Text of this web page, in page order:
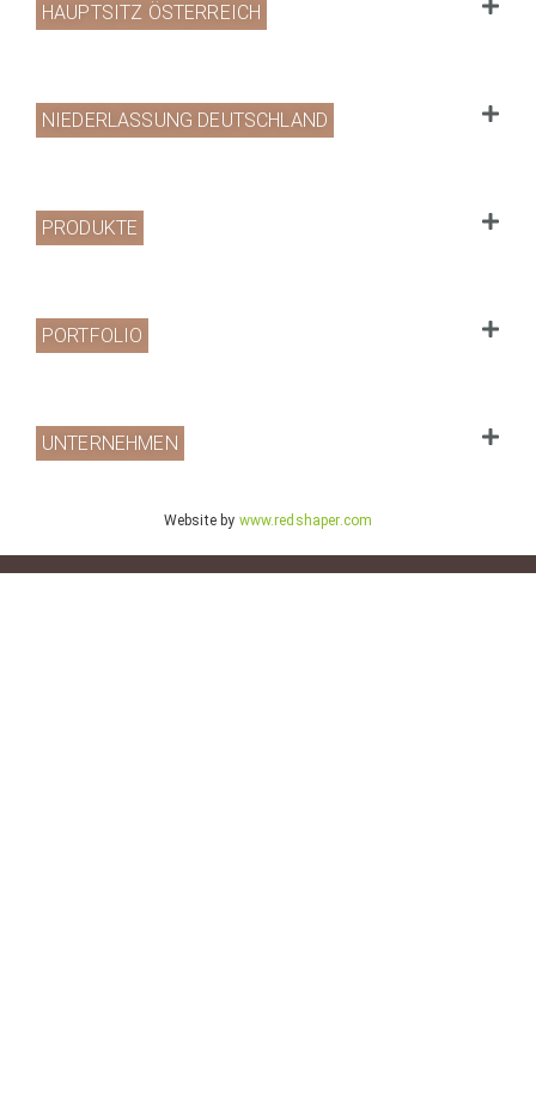
HAUPTSITZ ÖSTERREICH
NIEDERLASSUNG DEUTSCHLAND
PRODUKTE
PORTFOLIO
UNTERNEHMEN
Website by www.redshaper.com